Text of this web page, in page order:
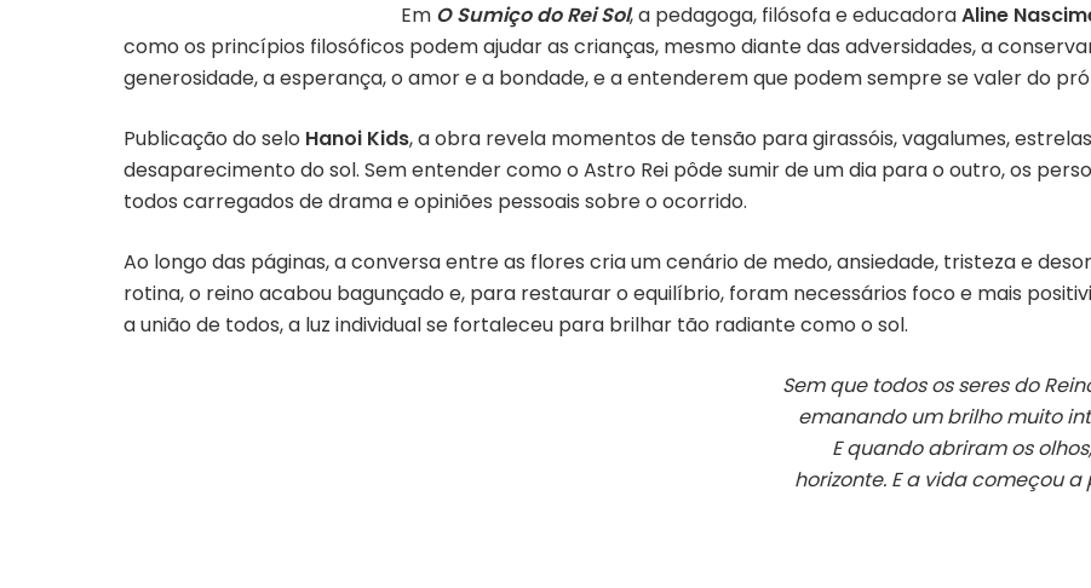
Em O Sumiço do Rei Sol, a pedagoga, filósofa e educadoraAline
como os princípios filosóficos podem ajudar as crianças, mesmo diante das adversidades, a
generosidade, a esperança, o amor e a bondade, e a entenderem que podem sempre se valer do
Publicação do selo Hanoi Kids, a obra revela momentos de tensão para girassóis, vagalumes,
desaparecimento do sol. Sem entender como o Astro Rei pôde sumir de um dia para o outro, os
todos carregados de drama e opiniões pessoais sobre o ocorrido.
Ao longo das páginas, a conversa entre as flores cria um cenário de medo, ansiedade, tristeza e
rotina, o reino acabou bagunçado e, para restaurar o equilíbrio, foram necessários foco e mais
a união de todos, a luz individual se fortaleceu para brilhar tão radiante como o sol.
Sem que todos os seres do
emanando um brilho muito
E quando abriram os
horizonte. E a vida começou